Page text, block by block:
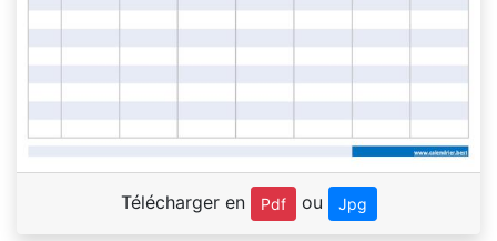
Télécharger en Pdf ou Jpg